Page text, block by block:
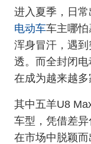
进入夏季，日
电动车车主哪怕
浑身冒汗，遇
透。而全封闭
在成为越来越多
其中五羊U8
车型，凭借差异
在市场中脱颖